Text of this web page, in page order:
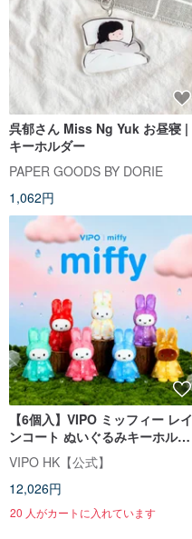
呉郁さん Miss Ng Yuk お昼寝 |
キーホルダー
PAPER GOODS BY DORIE
1,062円
【6個入】VIPO ミッフィー レイ
ンコート ぬいぐるみキーホルダ
ー | ブラインドボックス(全7種)
VIPO HK【公式】
12,026円
20 人がカートに入れています